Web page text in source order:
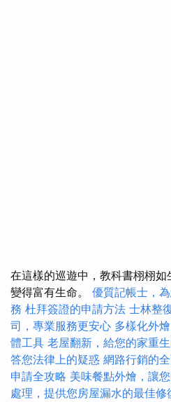
在這樣的巡遊中，教科書栩栩
變得富有生命。 優質記帳士，
務 杜拜簽證的申請方法 士林整
司，專業服務更安心 多樣化外
體工具 老屋翻新，給您的家重
答您法律上的疑惑 網路行銷的
申請全攻略 美味餐點外燴，讓
處理，提供您房屋漏水的最佳修